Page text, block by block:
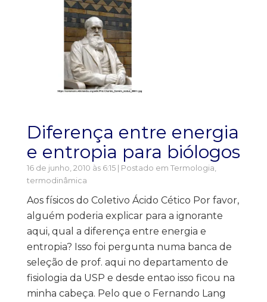
Diferença entre energia
e entropia para biólogos
16 de junho, 2010 às 6:15 | Postado em Termologia,
termodinâmica
Aos físicos do Coletivo Ácido Cético Por favor,
alguém poderia explicar para a ignorante
aqui, qual a diferença entre energia e
entropia? Isso foi pergunta numa banca de
seleção de prof. aqui no departamento de
fisiologia da USP e desde entao isso ficou na
minha cabeça. Pelo que o Fernando Lang